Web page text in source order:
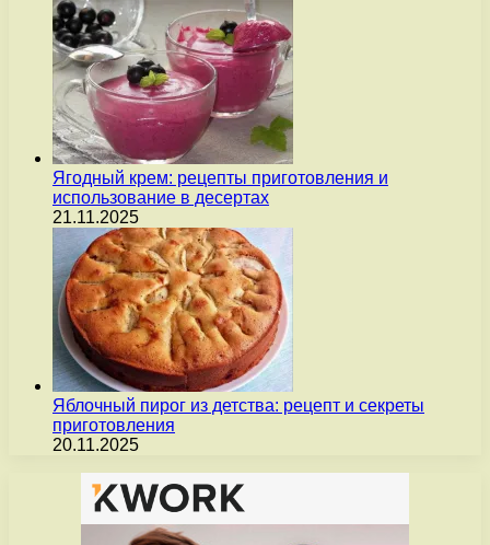
Ягодный крем: рецепты приготовления и
использование в десертах
21.11.2025
Яблочный пирог из детства: рецепт и секреты
приготовления
20.11.2025